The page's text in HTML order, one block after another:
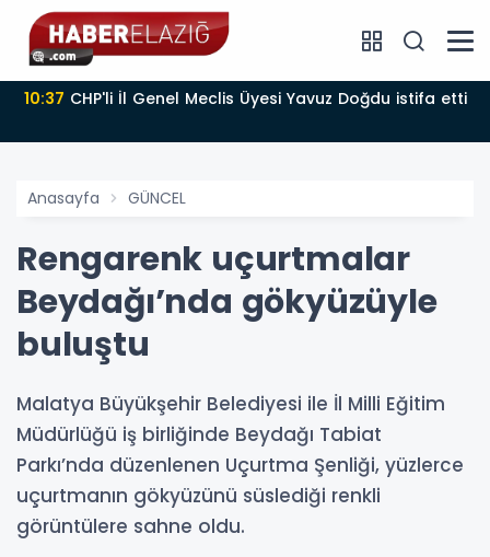
10:37 CHP'li İl Genel Meclis Üyesi Yavuz Doğdu istifa etti
Anasayfa GÜNCEL
Rengarenk uçurtmalar
Beydağı’nda gökyüzüyle
buluştu
Malatya Büyükşehir Belediyesi ile İl Milli Eğitim
Müdürlüğü iş birliğinde Beydağı Tabiat
Parkı’nda düzenlenen Uçurtma Şenliği, yüzlerce
uçurtmanın gökyüzünü süslediği renkli
görüntülere sahne oldu.